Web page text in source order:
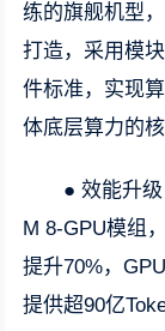
练的旗舰机型
打造，采用模
件标准，实现
体底层算力的核
● 效能升
M 8-GPU模组
提升70%，
提供超90亿